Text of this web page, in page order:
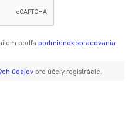
podľa podmienok spracovania
údajovpre účely registrácie.